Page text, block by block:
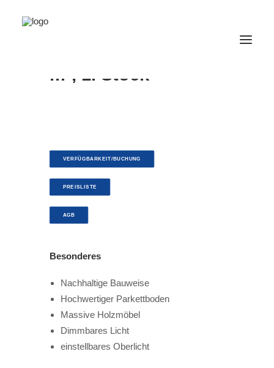
ARBEITEN
WOHNEN
GASTRONOMIE
ÜBER UNS
m², 1. Stock
VERFÜGBARKEIT/BUCHUNG
PREISLISTE
AGB
Besonderes
Nachhaltige Bauweise
Hochwertiger Parkettboden
Massive Holzmöbel
Dimmbares Licht
einstellbares Oberlicht